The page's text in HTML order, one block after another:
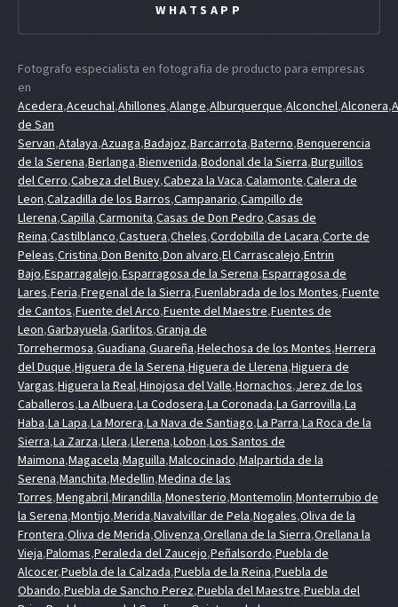
WHATSAPP
Fotografo especialista en fotografia de producto para empresas
en
Acedera,Aceuchal,Ahillones,Alange,Alburquerque,Alconchel,Alconera,
de San
Servan,Atalaya,Azuaga,Badajoz,Barcarrota,Baterno,Benquerencia
de la Serena,Berlanga,Bienvenida,Bodonal de la Sierra,Burguillos
del Cerro,Cabeza del Buey,Cabeza la Vaca,Calamonte,Calera de
Leon,Calzadilla de los Barros,Campanario,Campillo de
Llerena,Capilla,Carmonita,Casas de Don Pedro,Casas de
Reina,Castilblanco,Castuera,Cheles,Cordobilla de Lacara,Corte de
Peleas,Cristina,Don Benito,Don alvaro,El Carrascalejo,Entrin
Bajo,Esparragalejo,Esparragosa de la Serena,Esparragosa de
Lares,Feria,Fregenal de la Sierra,Fuenlabrada de los Montes,Fuente
de Cantos,Fuente del Arco,Fuente del Maestre,Fuentes de
Leon,Garbayuela,Garlitos,Granja de
Torrehermosa,Guadiana,Guareña,Helechosa de los Montes,Herrera
del Duque,Higuera de la Serena,Higuera de Llerena,Higuera de
Vargas,Higuera la Real,Hinojosa del Valle,Hornachos,Jerez de los
Caballeros,La Albuera,La Codosera,La Coronada,La Garrovilla,La
Haba,La Lapa,La Morera,La Nava de Santiago,La Parra,La Roca de la
Sierra,La Zarza,Llera,Llerena,Lobon,Los Santos de
Maimona,Magacela,Maguilla,Malcocinado,Malpartida de la
Serena,Manchita,Medellin,Medina de las
Torres,Mengabril,Mirandilla,Monesterio,Montemolin,Monterrubio de
la Serena,Montijo,Merida,Navalvillar de Pela,Nogales,Oliva de la
Frontera,Oliva de Merida,Olivenza,Orellana de la Sierra,Orellana la
Vieja,Palomas,Peraleda del Zaucejo,Peñalsordo,Puebla de
Alcocer,Puebla de la Calzada,Puebla de la Reina,Puebla de
Obando,Puebla de Sancho Perez,Puebla del Maestre,Puebla del